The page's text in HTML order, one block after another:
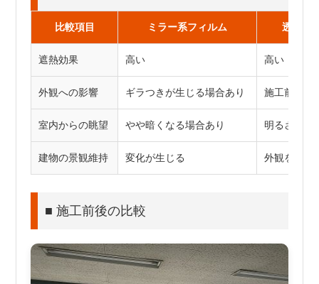
比較項目 ミラー系フィルム 透明遮
遮熱効果 高い 高い
外観への影響 ギラつきが生じる場合あり 施工前とほ
室内からの眺望 やや暗くなる場合あり 明るさを維
建物の景観維持 変化が生じる 外観をその
■ 施工前後の比較